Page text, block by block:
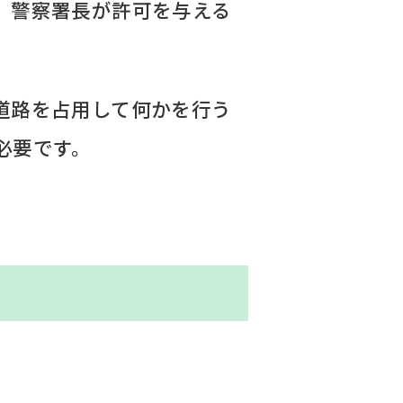
察署長が許可を与える
を占用して何かを行う
です。